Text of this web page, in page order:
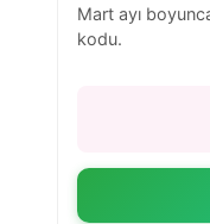
Mart ayı
kodu.